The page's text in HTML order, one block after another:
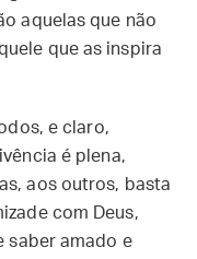
aquelas que não
que as inspira
e claro,
é plena,
aos outros, basta
com Deus,
saber amado e